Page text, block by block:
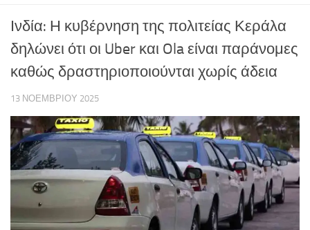
Ινδία: Η κυβέρνηση της πολιτείας Κεράλα
δηλώνει ότι οι Uber και Ola είναι παράνομες
καθώς δραστηριοποιούνται χωρίς άδεια
13 ΝΟΕΜΒΡΊΟΥ 2025